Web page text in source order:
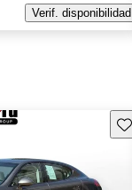
Verif. disponibilidad